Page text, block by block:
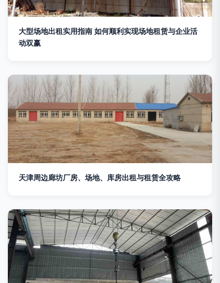
大型场地出租实用指南 如何顺利实现场地租赁与企业活
动双赢
天津周边廊坊厂房、场地、库房出租与租赁全攻略